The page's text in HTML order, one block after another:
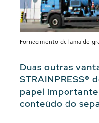
Fornecimento de lama de
Duas outras
STRAINPRESS®
papel
conteúdo do